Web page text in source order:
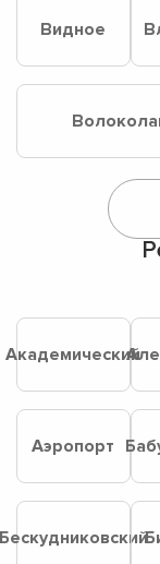
Видное
Академический
Аэропорт